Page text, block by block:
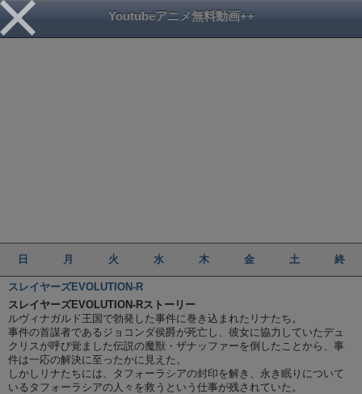
Youtubeアニメ無料動画++
日 月 火 水 木 金 土 終
スレイヤーズEVOLUTION-R
スレイヤーズEVOLUTION-Rストーリー
ルヴィナガルド王国で勃発した事件に巻き込まれたリナたち。
事件の首謀者であるジョコンダ侯爵が死亡し、彼女に協力していたデュ
クリスが呼び覚ました伝説の魔獣・ザナッファーを倒したことから、事
件は一応の解決に至ったかに見えた。
しかしリナたちには、タフォーラシアの封印を解き、永き眠りについて
いるタフォーラシアの人々を救うという仕事が残されていた。